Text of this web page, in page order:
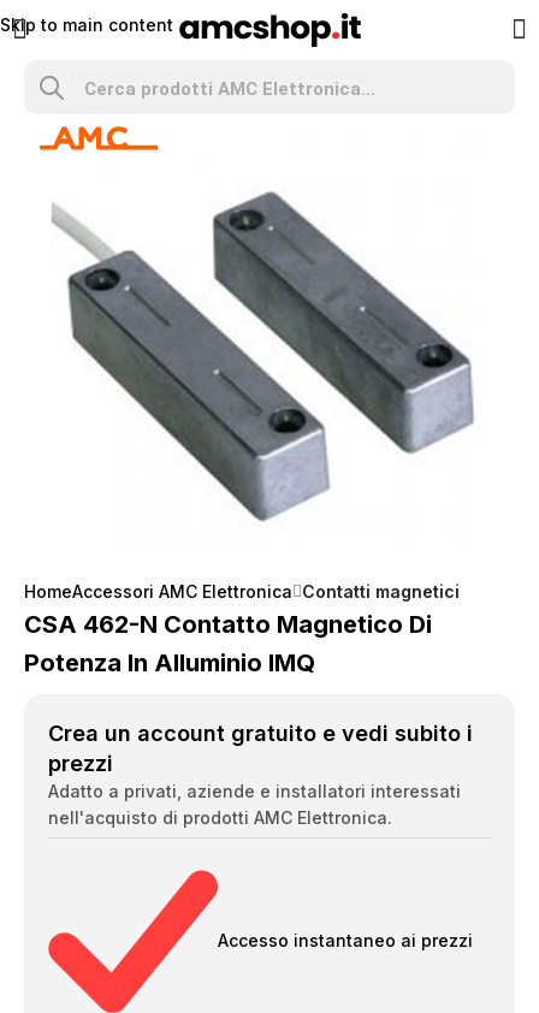
Skip to main content
HomeAccessori AMC Elettronica Contatti magnetici
CSA 462-N Contatto Magnetico Di
Potenza In Alluminio IMQ
Crea un account gratuito e vedi subito i
prezzi
Adatto a privati, aziende e installatori interessati
nell'acquisto di prodotti AMC Elettronica.
Accesso instantaneo ai prezzi